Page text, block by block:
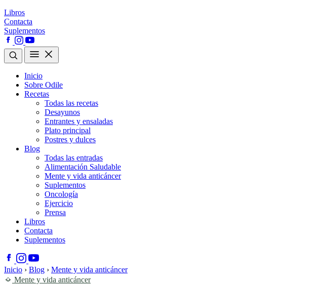
Libros
Contacta
Suplementos
Inicio
Sobre Odile
Recetas
Todas las recetas
Desayunos
Entrantes y ensaladas
Plato principal
Postres y dulces
Blog
Todas las entradas
Alimentación Saludable
Mente y vida anticáncer
Suplementos
Oncología
Ejercicio
Prensa
Libros
Contacta
Suplementos
Inicio › Blog › Mente y vida anticáncer
Mente y vida anticáncer